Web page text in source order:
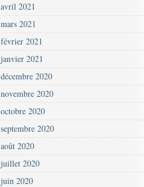
avril 2021
mars 2021
février 2021
janvier 2021
décembre 2020
novembre 2020
octobre 2020
septembre 2020
août 2020
juillet 2020
juin 2020